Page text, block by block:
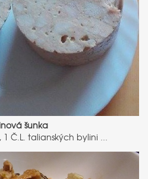
šunka
Č.L. talianských bylini ...